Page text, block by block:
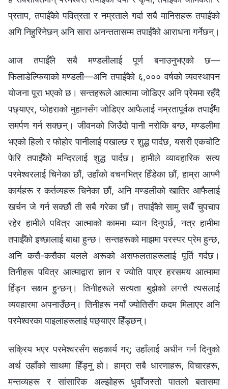
प्रताप, तपाईँको पवित्रता र नम्रताले गर्दा सबै मानिसहरू तपाईंको
अगि निहुरिनेछन् अनि सारा अनन्ततासम्म तपाईँको आराधना गर्नेछन्।
आज तपाईँले सबै मण्डलीलाई पूर्ण बनाउनुभएको छ—
फिलाडेल्फियाको मण्डली—अनि तपाईँको ६,००० वर्षको व्यवस्थापन
योजना पूरा भएको छ। सन्तहरूले आत्मामा जोडिएर अनि प्रेममा रहँदै
पछ्याएर, फोहराको मुहानसँग जोडिएर आफैलाई नम्रतापूर्वक तपाईँमा
समर्पण गर्न सक्छन्। जीवनको जिउँदो पानी नरोकि बग्छ, मण्डलीमा
भएको हिलो र फोहोर पानीलाई पखाल्छ र शुद्ध पार्दछ, यसरी एकचोटि
फेरि तपाईँको मन्दिरलाई शुद्ध पार्दछ। हामीले व्यावहारिक सत्य
परमेश्‍वरलाई चिनेका छौं, उहाँको वचनभित्र हिँडेका छौं, हाम्रा आफ्नै
कार्यहरू र कर्तव्यहरू चिनेका छौं, अनि मण्डलीको खातिर आफैलाई
खर्चन जे गर्न सक्छौं ती सबै गरेका छौं। तपाईँको सामु सधैँ चुपचाप
रहेर हामीले पवित्र आत्माको काममा ध्यान दिनुपर्छ, नत्र हामीमा
तपाईँको इच्छालाई बाधा हुन्छ। सन्तहरूको माझमा परस्पर प्रेम हुन्छ,
अनि कसै-कसैका बलले अरूको असफलताहरूलाई पूर्ति गर्दछ।
तिनीहरू पवित्र आत्माद्वारा ज्ञान र ज्योति पाएर हरसमय आत्मामा
हिँड्न सक्षम हुन्छन्। तिनीहरूले सत्यता बुझेको लगत्तै त्यसलाई
व्यवहारमा अपनाउँछन्। तिनीहरू नयाँ ज्योतिसँग कदम मिलाएर अनि
परमेश्‍वरका पाइलाहरूलाई पछ्याएर हिँड्छन्।
सक्रिय भएर परमेश्‍वरसँग सहकार्य गर्; उहाँलाई अधीन गर्न दिनुको
अर्थ उहाँको साथमा हिँड्नु हो। हाम्रा सबै धारणाहरू, विचारहरू,
मन्तव्यहरू र सांसारिक अल्झोहरू धुवाँजस्तो पातलो बतासमा